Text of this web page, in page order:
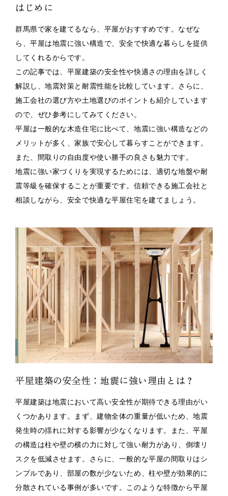
はじめに
群馬県で家を建てるなら、平屋がおすすめです。なぜな
ら、平屋は地震に強い構造で、安全で快適な暮らしを提供
してくれるからです。
この記事では、平屋建築の安全性や快適さの理由を詳しく
解説し、地震対策と耐震性能を比較しています。さらに、
施工会社の選び方や土地選びのポイントも紹介しています
ので、ぜひ参考にしてみてください。
平屋は一般的な木造住宅に比べて、地震に強い構造などの
メリットが多く、家族で安心して暮らすことができます。
また、間取りの自由度や使い勝手の良さも魅力です。
地震に強い家づくりを実現するためには、適切な地盤や耐
震等級を確保することが重要です。信頼できる施工会社と
相談しながら、安全で快適な平屋住宅を建てましょう。
平屋建築の安全性：地震に強い理由とは？
平屋建築は地震において高い安全性が期待できる理由がい
くつかあります。まず、建物全体の重量が低いため、地震
発生時の揺れに対する影響が少なくなります。また、平屋
の構造は柱や壁の横の力に対して強い耐力があり、倒壊リ
スクを低減させます。さらに、一般的な平屋の間取りはシ
ンプルであり、部屋の数が少ないため、柱や壁が効果的に
分散されている事例が多いです。このような特徴から平屋